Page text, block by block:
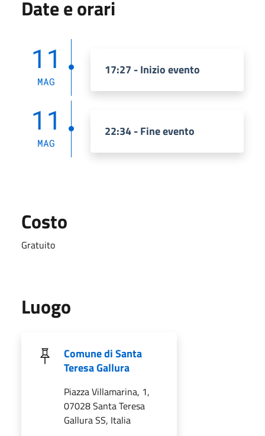
Date e orari
11
MAG
17:27 - Inizio evento
11
MAG
22:34 - Fine evento
Costo
Gratuito
Luogo
Comune di Santa
Teresa Gallura
Piazza Villamarina, 1,
07028 Santa Teresa
Gallura SS, Italia